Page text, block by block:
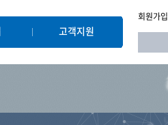
고객지원
회원가입